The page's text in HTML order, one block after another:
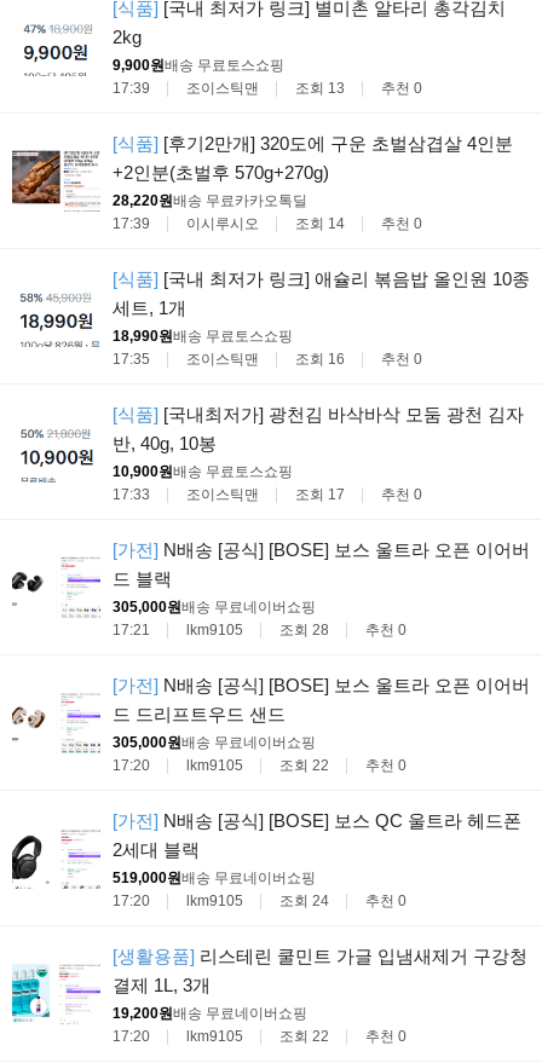
[식품] [국내 최저가 링크] 별미촌 알타리 총각김치
2kg
9,900원배송 무료토스쇼핑
17:39
조이스틱맨 조회 13 추천 0
[식품] [후기2만개] 320도에 구운 초벌삼겹살 4인분
+2인분(초벌후 570g+270g)
28,220원배송 무료카카오톡딜
17:39
이시루시오 조회 14 추천 0
[식품] [국내 최저가 링크] 애슐리 볶음밥 올인원 10종
세트, 1개
18,990원배송 무료토스쇼핑
17:35
조이스틱맨 조회 16 추천 0
[식품] [국내최저가] 광천김 바삭바삭 모둠 광천 김자
반, 40g, 10봉
10,900원배송 무료토스쇼핑
17:33
조이스틱맨 조회 17 추천 0
[가전] N배송 [공식] [BOSE] 보스 울트라 오픈 이어버
드 블랙
305,000원배송 무료네이버쇼핑
17:21
lkm9105 조회 28 추천 0
[가전] N배송 [공식] [BOSE] 보스 울트라 오픈 이어버
드 드리프트우드 샌드
305,000원배송 무료네이버쇼핑
17:20
lkm9105 조회 22 추천 0
[가전] N배송 [공식] [BOSE] 보스 QC 울트라 헤드폰
2세대 블랙
519,000원배송 무료네이버쇼핑
17:20
lkm9105 조회 24 추천 0
[생활용품] 리스테린 쿨민트 가글 입냄새제거 구강청
결제 1L, 3개
19,200원배송 무료네이버쇼핑
17:20
lkm9105 조회 22 추천 0